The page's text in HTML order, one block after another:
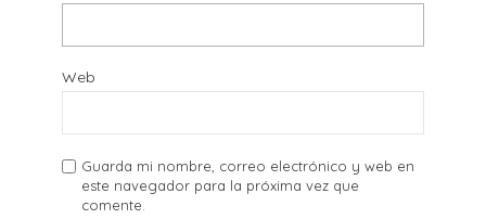
Web
Guarda mi nombre, correo electrónico y web en
este navegador para la próxima vez que
comente.